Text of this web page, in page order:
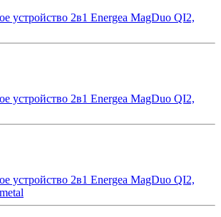
устройство 2в1 Energea MagDuo QI2,
устройство 2в1 Energea MagDuo QI2,
устройство 2в1 Energea MagDuo QI2,